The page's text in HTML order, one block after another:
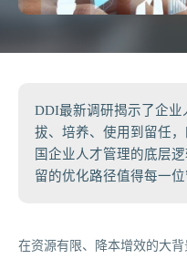
DDI最新调研揭示了企
拔、培养、使用到留任
国企业人才管理的底层
留的优化路径值得每一位
在资源有限、降本增效的大